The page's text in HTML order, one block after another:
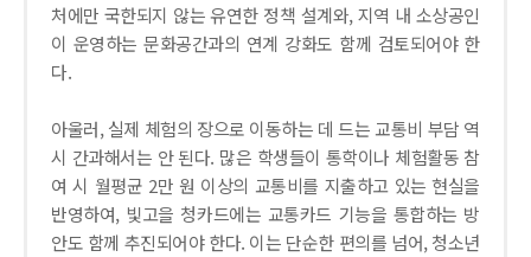
처에만 국한되지 않는 유연한 정책 설계와, 지역 내 소상공인
이 운영하는 문화공간과의 연계 강화도 함께 검토되어야 한
다.
아울러, 실제 체험의 장으로 이동하는 데 드는 교통비 부담 역
시 간과해서는 안 된다. 많은 학생들이 통학이나 체험활동 참
여 시 월평균 2만 원 이상의 교통비를 지출하고 있는 현실을
반영하여, 빛고을 청카드에는 교통카드 기능을 통합하는 방
안도 함께 추진되어야 한다. 이는 단순한 편의를 넘어, 청소년